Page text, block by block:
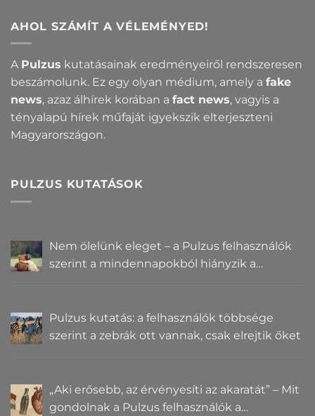
AHOL SZÁMÍT A VÉLEMÉNYED!
A Pulzus kutatásainak eredményeiről rendszeresen
beszámolunk. Ez egy olyan médium, amely a fake
news, azaz álhírek korában a fact news, vagyis a
tényalapú hírek műfaját igyekszik elterjeszteni
Magyarországon.
PULZUS KUTATÁSOK
Nem ölelünk eleget – a Pulzus felhasználók
szerint a mindennapokból hiányzik a
Pulzus kutatás: a felhasználók többsége
szerint a zebrák ott vannak, csak elrejtik őket
„Aki erősebb, az érvényesíti az akaratát” – Mit
gondolnak a Pulzus felhasználók a